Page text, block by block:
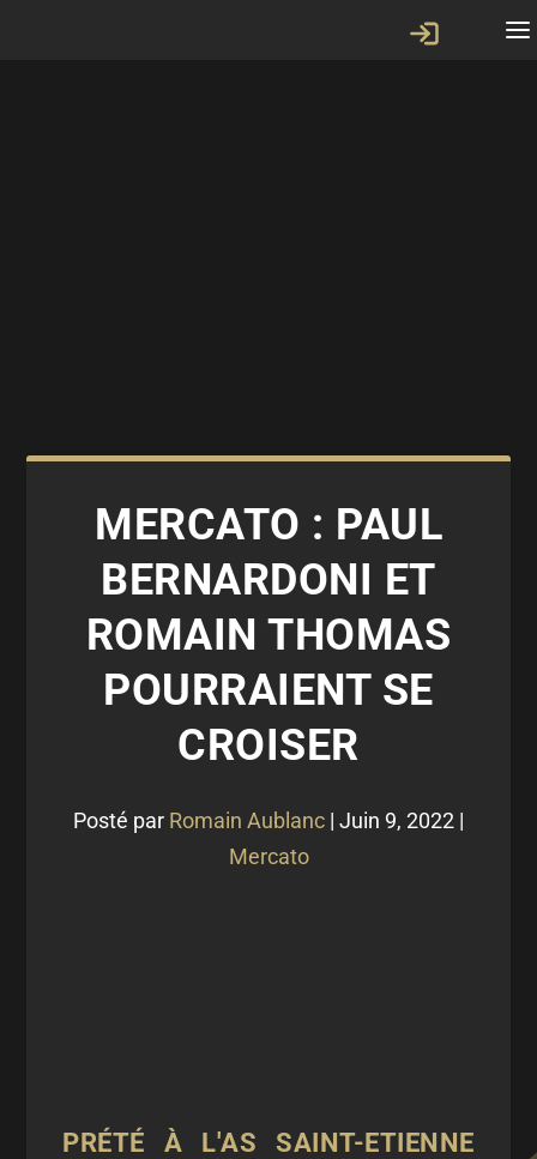
MERCATO : PAUL
BERNARDONI ET
ROMAIN THOMAS
POURRAIENT SE
CROISER
Posté par Romain Aublanc | Juin 9, 2022 |
Mercato
PRÉTÉ À L'AS SAINT-ETIENNE